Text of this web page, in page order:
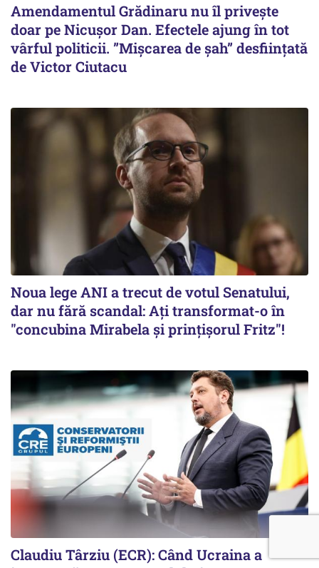
Amendamentul Grădinaru nu îl privește
doar pe Nicușor Dan. Efectele ajung în tot
vârful politicii. ”Mișcarea de șah” desființată
de Victor Ciutacu
Noua lege ANI a trecut de votul Senatului,
dar nu fără scandal: Ați transformat-o în
"concubina Mirabela şi prinţişorul Fritz"!
Claudiu Târziu (ECR): Când Ucraina a